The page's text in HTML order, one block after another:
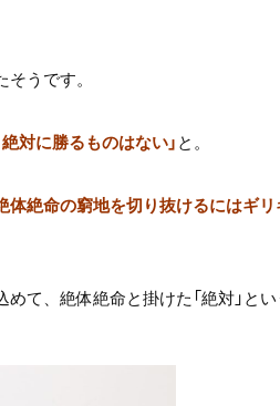
うです。
対に勝るものはない」と。
体絶命の窮地を切り抜けるにはギ
て、絶体絶命と掛けた「絶対」と